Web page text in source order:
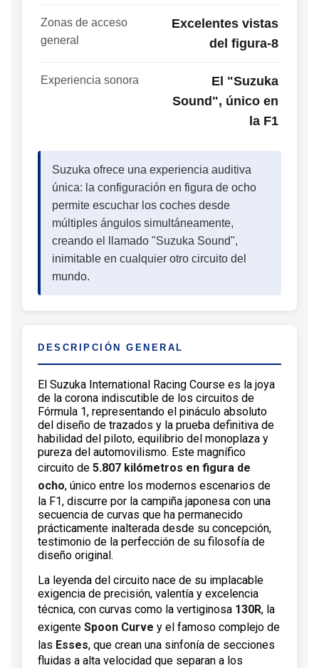
Zonas de acceso
general
Excelentes vistas
del figura-8
Experiencia sonora
El "Suzuka
Sound", único en
la F1
Suzuka ofrece una experiencia auditiva
única: la configuración en figura de ocho
permite escuchar los coches desde
múltiples ángulos simultáneamente,
creando el llamado "Suzuka Sound",
inimitable en cualquier otro circuito del
mundo.
DESCRIPCIÓN GENERAL
El Suzuka International Racing Course es la joya
de la corona indiscutible de los circuitos de
Fórmula 1, representando el pináculo absoluto
del diseño de trazados y la prueba definitiva de
habilidad del piloto, equilibrio del monoplaza y
pureza del automovilismo. Este magnífico
circuito de 5.807 kilómetros en figura de
ocho, único entre los modernos escenarios de
la F1, discurre por la campiña japonesa con una
secuencia de curvas que ha permanecido
prácticamente inalterada desde su concepción,
testimonio de la perfección de su filosofía de
diseño original.
La leyenda del circuito nace de su implacable
exigencia de precisión, valentía y excelencia
técnica, con curvas como la vertiginosa 130R, la
exigente Spoon Curve y el famoso complejo de
las Esses, que crean una sinfonía de secciones
fluidas a alta velocidad que separan a los